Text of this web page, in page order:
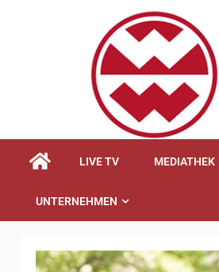
LIVE TV MEDIATHEK
UNTERNEHMEN